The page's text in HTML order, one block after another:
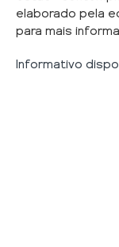
elaborado pela
para mais
Informativo